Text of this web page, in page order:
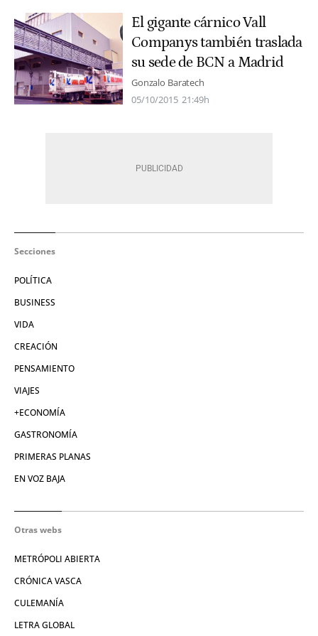
El gigante cárnico Vall
Companys también traslada
su sede de BCN a Madrid
Gonzalo Baratech
05/10/2015 21:49h
Secciones
POLÍTICA
BUSINESS
VIDA
CREACIÓN
PENSAMIENTO
VIAJES
+ECONOMÍA
GASTRONOMÍA
PRIMERAS PLANAS
EN VOZ BAJA
Otras webs
METRÓPOLI ABIERTA
CRÓNICA VASCA
CULEMANÍA
LETRA GLOBAL